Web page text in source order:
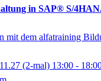
in SAP® S/
mit dem alfatraining
(2-mal) 13:00 -